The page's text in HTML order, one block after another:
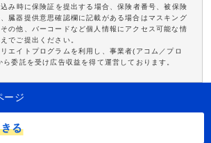
み時に保険証を提出する場合、保険者番号、被保険
臓器提供意思確認欄に記載がある場合はマスキング
の他、バーコードなど個人情報にアクセス可能な情
でご提出ください。
エイトプログラムを利用し、事業者(アコム／プロ
ら委託を受け広告収益を得て運営しております。
ージ